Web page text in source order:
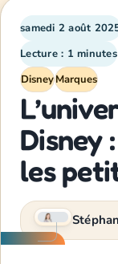
samedi 2 août
Lecture : 1 minutes
DisneyMarques
Disney
les